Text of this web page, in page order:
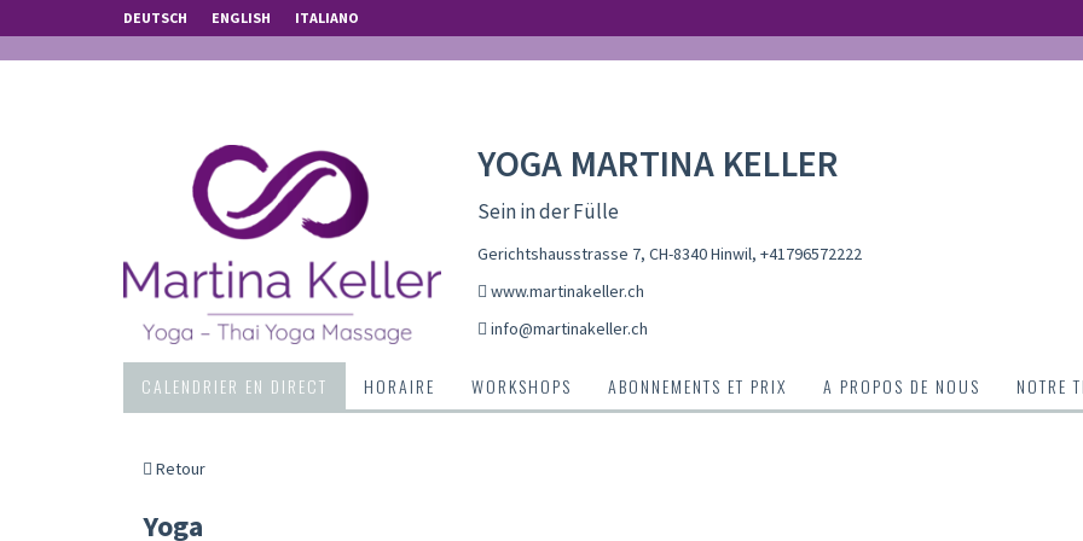
DEUTSCH ENGLISH ITALIANO
YOGA MARTINA KELLER
Sein in der Fülle
Gerichtshausstrasse 7, CH-8340 Hinwil, +41796572222
www.martinakeller.ch
info@martinakeller.ch
CALENDRIER EN DIRECT HORAIRE WORKSHOPS ABONNEMENTS ET PRIX A PROPOS DE NOUS NOTRE
Retour
Yoga